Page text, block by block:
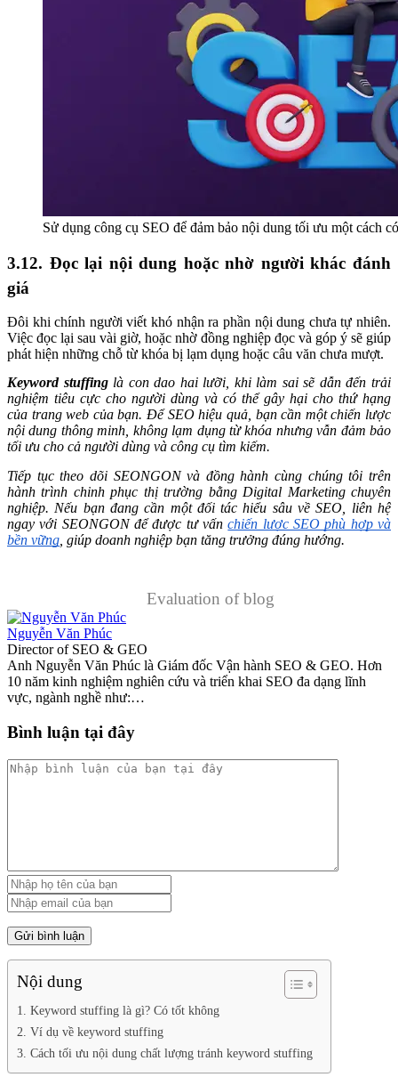
Sử dụng công cụ SEO để đảm bảo nội dung tối ưu một cách
3.12. Đọc lại nội dung hoặc nhờ người khác đánh
giá
Đôi khi chính người viết khó nhận ra phần nội dung chưa tự nhiên.
Việc đọc lại sau vài giờ, hoặc nhờ đồng nghiệp đọc và góp ý sẽ giúp
phát hiện những chỗ từ khóa bị lạm dụng hoặc câu văn chưa mượt.
Keyword stuffinglà con dao hai lưỡi, khi làm saisẽ dẫn đến trải
nghiệm tiêu cực cho người dùng và có thể gây hại cho thứ hạng
của trang web của bạn. Để SEO hiệu quả, bạn cần một chiến lược
nội dung thông minh, không lạm dụng từ khóa nhưng vẫn đảm bảo
tối ưu cho cả người dùng và công cụ tìm kiếm.
Tiếp tục theo dõi SEONGON và đồng hành cùng chúng tôi trên
hành trình chinh phục thị trường bằng Digital Marketing chuyên
nghiệp. Nếu bạn đang cần một đối tác hiểu sâu về SEO, liên hệ
ngay với SEONGON để được tư vấnchiến lược SEO phù hợp và
bền vững , giúp doanh nghiệp bạn tăng trưởng đúng hướng.
Evaluation of blog
Nguyễn Văn Phúc
Director of SEO & GEO
Anh Nguyễn Văn Phúc là Giám đốc Vận hành SEO & GEO. Hơn
10 năm kinh nghiệm nghiên cứu và triển khai SEO đa dạng lĩnh
vực, ngành nghề như:…
Bình luận tại đây
Nội dung
1. Keyword stuffing là gì? Có tốt không
2. Ví dụ về keyword stuffing
3. Cách tối ưu nội dung chất lượng tránh keyword stuffing